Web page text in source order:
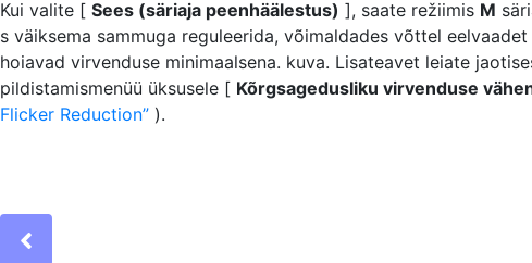
Kui valite [ Sees (säriaja peenhäälestus) ], saate režiimis M
s väiksema sammuga reguleerida, võimaldades võttel
hoiavad virvenduse minimaalsena. kuva. Lisateavet leiate
pildistamismenüü üksusele [ Kõrgsagedusliku virvenduse
Flicker Reduction ).